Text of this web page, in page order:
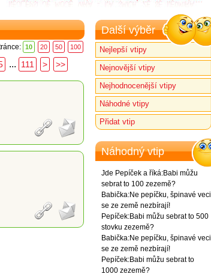
10 20 50 100
... 111 > >>
Další výběr
Nejlepší vtipy
Nejnovější vtipy
Nejhodnocenější vtipy
Náhodné vtipy
Přidat vtip
Náhodný vtip
Jde Pepíček a říká:Babi můžu
sebrat to 100 zezemě?
Babička:Ne pepíčku, špinavé veci
se ze země nezbírají!
Pepíček:Babi můžu sebrat to 500
stovku zezemě?
Babička:Ne pepíčku, špinavé veci
se ze země nezbírají!
Pepíček:Babi můžu sebrat to
1000 zezemě?